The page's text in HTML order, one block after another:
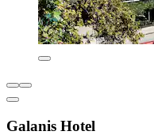
Galanis Hotel